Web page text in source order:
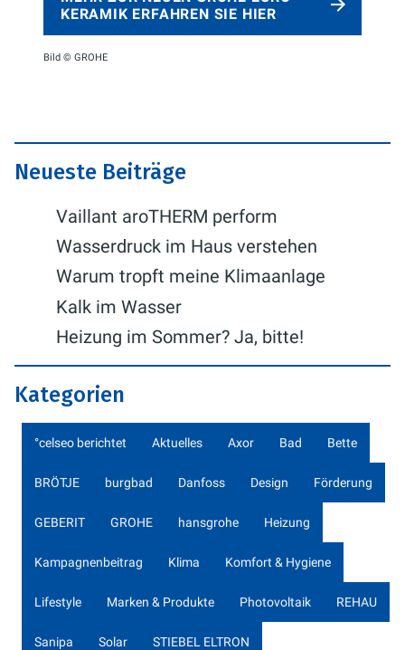
KERAMIK ERFAHREN SIE HIER
Bild © GROHE
Neueste Beiträge
Vaillant aroTHERM perform
Wasserdruck im Haus verstehen
Warum tropft meine Klimaanlage
Kalk im Wasser
Heizung im Sommer? Ja, bitte!
Kategorien
°celseo berichtet Aktuelles Axor Bad Bette
BRÖTJE burgbad Danfoss Design Förderung
GEBERIT GROHE hansgrohe Heizung
Kampagnenbeitrag Klima Komfort & Hygiene
Lifestyle Marken & Produkte Photovoltaik REHAU
Sanipa Solar STIEBEL ELTRON